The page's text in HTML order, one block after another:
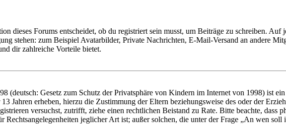
dieses Forums entscheidet, ob du registriert sein musst, um Beiträge zu schreiben. Auf
stehen: zum Beispiel Avatarbilder, Private Nachrichten, E-Mail-Versand an andere
dir zahlreiche Vorteile bietet.
(deutsch: Gesetz zum Schutz der Privatsphäre von Kindern im Internet von 1998) ist
Jahren erheben, hierzu die Zustimmung der Eltern beziehungsweise des oder der
versuchst, zutrifft, ziehe einen rechtlichen Beistand zu Rate. Bitte beachte, dass
jeglicher Art ist; außer solchen, die unter der Frage „An wen